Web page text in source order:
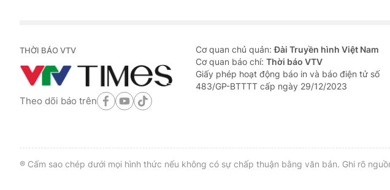
THỜI BÁO VTV
Theo dõi báo trên
Cơ quan chủ quản:Đài Truyền hình Việt Nam
Cơ quan báo chí: Thời báo VTV
Giấy phép hoạt động báo in và báo điện tử số
483/GP-BTTTT cấp ngày 29/12/2023
® Cấm sao chép dưới mọi hình thức nếu không có sự chấp thuận bằng văn bản. Ghi rõ